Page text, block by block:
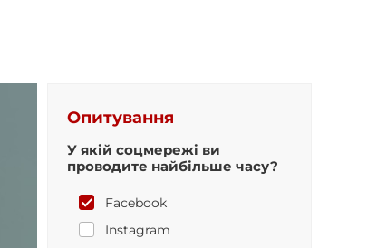
Опитування
У якій соцмережі ви
проводите найбільше часу?
Facebook
Instagram